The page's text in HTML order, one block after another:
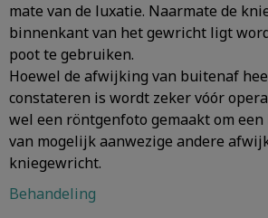
mate van de luxatie. Naarmate de
binnenkant van het gewricht ligt
poot te gebruiken.
Hoewel de afwijking van buitenaf
constateren is wordt zeker vóór
wel een röntgenfoto gemaakt om
van mogelijk aanwezige andere
kniegewricht.
Behandeling